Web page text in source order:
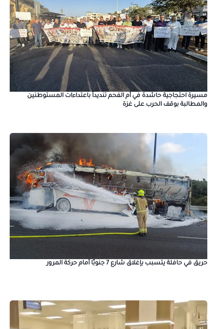
مسيرة احتجاجية حاشدة في أم الفحم تنديداً باعتداءات المستوطنين
والمطالبة بوقف الحرب على غزة
حريق في حافلة يتسبب بإغلاق شارع 7 جنوبًا أمام حركة المرور